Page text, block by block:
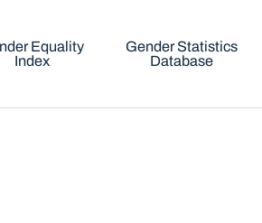
Equality
Index
Gender Statistics
Database